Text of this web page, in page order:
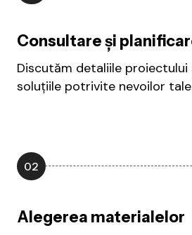
Consultare și
Discutăm detaliile proiectului
soluțiile potrivite nevoilor
02
Alegerea materialelor